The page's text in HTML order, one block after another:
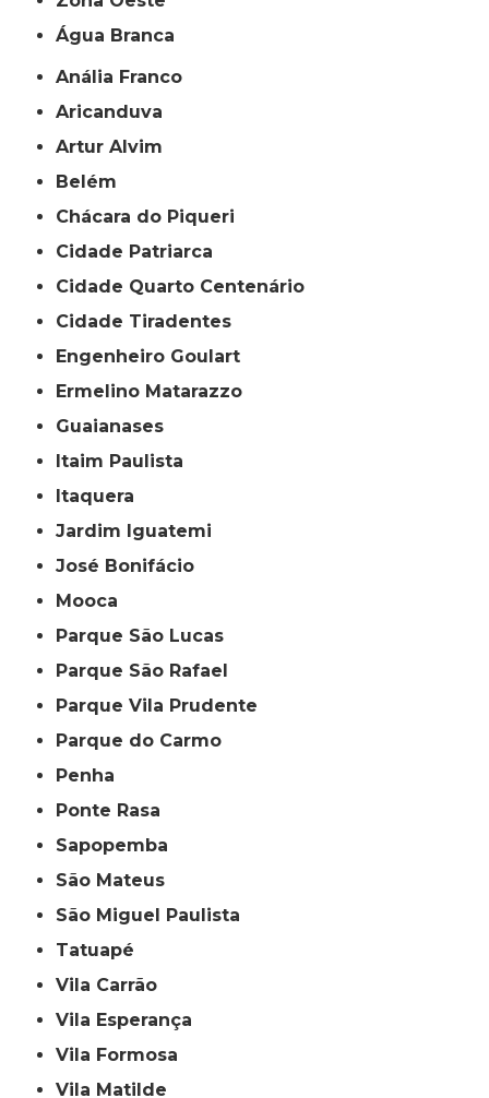
Água Branca
Anália Franco
Aricanduva
Artur Alvim
Belém
Chácara do Piqueri
Cidade Patriarca
Cidade Quarto Centenário
Cidade Tiradentes
Engenheiro Goulart
Ermelino Matarazzo
Guaianases
Itaim Paulista
Itaquera
Jardim Iguatemi
José Bonifácio
Mooca
Parque São Lucas
Parque São Rafael
Parque Vila Prudente
Parque do Carmo
Penha
Ponte Rasa
Sapopemba
São Mateus
São Miguel Paulista
Tatuapé
Vila Carrão
Vila Esperança
Vila Formosa
Vila Matilde